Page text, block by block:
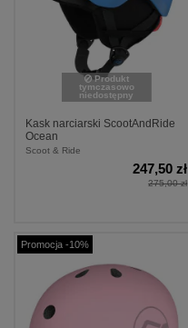
Produkt
tymczasowo
niedostępny
Kask narciarski ScootAndRide
Ocean
Scoot & Ride
247,50 zł
275,00 zł
Promocja -10%